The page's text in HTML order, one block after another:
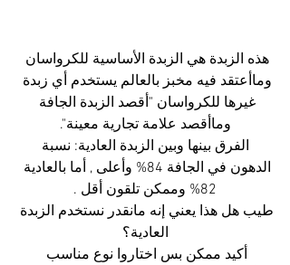
هذه الزبدة هي الزبدة الأساسية للكرواسان
وماأعتقد فيه مخبز بالعالم يستخدم أي زبدة
غيرها للكرواسان "أقصد الزبدة الجافة
وماأقصد علامة تجارية معينة".
الفرق بينها وبين الزبدة العادية: نسبة
الدهون في الجافة 84% وأعلى , أما بالعادية
82% وممكن تلقون أقل .
طيب هل هذا يعني إنه مانقدر نستخدم الزبدة
العادية؟
أكيد ممكن بس اختاروا نوع مناسب